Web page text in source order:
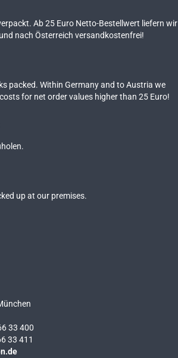
Ab 25 Euro Netto-Bestellwert liefern wir
nach Österreich versandkostenfrei!
packed. Within Germany and to Austria we
for net order values higher than 25 Euro!
up at our premises.
33 400
33 411